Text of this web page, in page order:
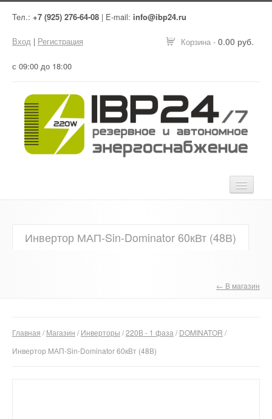
Тел.: +7 (925) 276-64-08 | E-mail: info@ibp24.ru
Корзина - 0.00 руб.
Вход | Регистрация
с 09:00 до 18:00
Оборудование
Контакты
Инвертор МАП-Sin-Dominator 60кВт (48В)
← В магазин
Главная /Магазин /Инверторы /220В - 1 фаза /DOMINATOR /
Инвертор МАП-Sin-Dominator 60кВт (48В)